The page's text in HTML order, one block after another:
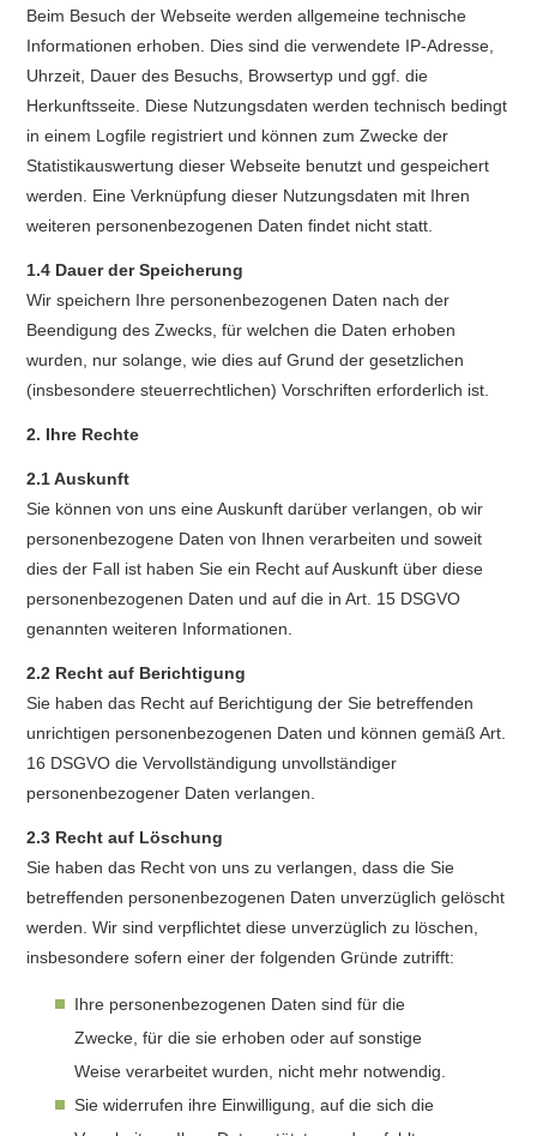
Beim Besuch der Webseite werden allgemeine technische
Informationen erhoben. Dies sind die verwendete IP-Adresse,
Uhrzeit, Dauer des Besuchs, Browsertyp und ggf. die
Herkunftsseite. Diese Nutzungsdaten werden technisch bedingt
in einem Logfile registriert und können zum Zwecke der
Statistikauswertung dieser Webseite benutzt und gespeichert
werden. Eine Verknüpfung dieser Nutzungsdaten mit Ihren
weiteren personenbezogenen Daten findet nicht statt.
1.4 Dauer der Speicherung
Wir speichern Ihre personenbezogenen Daten nach der
Beendigung des Zwecks, für welchen die Daten erhoben
wurden, nur solange, wie dies auf Grund der gesetzlichen
(insbesondere steuerrechtlichen) Vorschriften erforderlich ist.
2. Ihre Rechte
2.1 Auskunft
Sie können von uns eine Auskunft darüber verlangen, ob wir
personenbezogene Daten von Ihnen verarbeiten und soweit
dies der Fall ist haben Sie ein Recht auf Auskunft über diese
personenbezogenen Daten und auf die in Art. 15 DSGVO
genannten weiteren Informationen.
2.2 Recht auf Berichtigung
Sie haben das Recht auf Berichtigung der Sie betreffenden
unrichtigen personenbezogenen Daten und können gemäß Art.
16 DSGVO die Vervollständigung unvollständiger
personenbezogener Daten verlangen.
2.3 Recht auf Löschung
Sie haben das Recht von uns zu verlangen, dass die Sie
betreffenden personenbezogenen Daten unverzüglich gelöscht
werden. Wir sind verpflichtet diese unverzüglich zu löschen,
insbesondere sofern einer der folgenden Gründe zutrifft:
Ihre personenbezogenen Daten sind für die
Zwecke, für die sie erhoben oder auf sonstige
Weise verarbeitet wurden, nicht mehr notwendig.
Sie widerrufen ihre Einwilligung, auf die sich die